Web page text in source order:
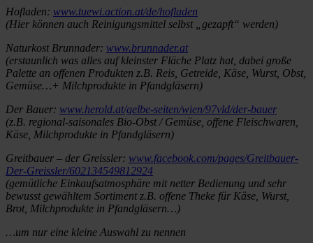
Hofladen: www.tuewi.action.at/de/hofladen
(Hier können auch Reinigungsmittel selbst „gezapft“ werden)
Naturkost Brunnader: www.brunnader.at
(erstaunlich was alles auf kleinster Fläche Platz hat, dabei große
Palette an offenen Produkten z.B. Reis, Getreide, Käse, Wurst, Obst,
Gemüse…+ Milchprodukte in Pfandgläsern)
Der Bauer: www.herold.at/gelbe-seiten/wien/97vld/der-bauer
(z.B. regional-saisonales Bio-Obst / Gemüse, offene Fleischwaren,
Käse, Milchprodukte in Pfandgläsern)
Greitbauer – der Greissler: www.facebook.com/pages/Greitbauer-
Der-Greissler/602134549812924
(gemütliche Einkaufsatmosphäre mit netter Bedienung und sehr
bewusst gewähltem Sortiment z.B. offene Theke für Käse, Wurst,
Brot, Milchprodukte in Pfandgläsern…)
…um nur eine kleine Auswahl zu nennen